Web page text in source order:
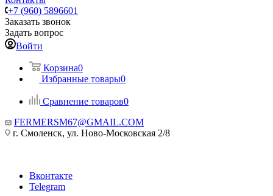
+7 (960) 5896601
Заказать звонок
Задать вопрос
Войти
Корзина0
Избранные товары0
Сравнение товаров0
FERMERSM67@GMAIL.COM
г. Смоленск, ул. Ново-Московская 2/8
Вконтакте
Telegram